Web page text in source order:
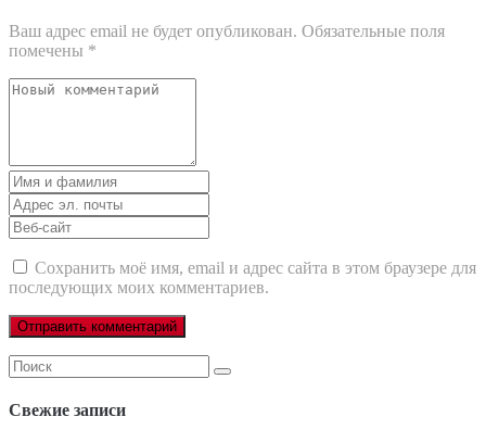
Ваш адрес email не будет опубликован. Обязательные поля
помечены *
Ваш
Имя
и
фамилия
Адрес
эл.
почты
Веб-
сайт
Сохранить моё имя, email и адрес сайта в этом браузере для
последующих моих комментариев.
Поиск
для:
Свежие записи